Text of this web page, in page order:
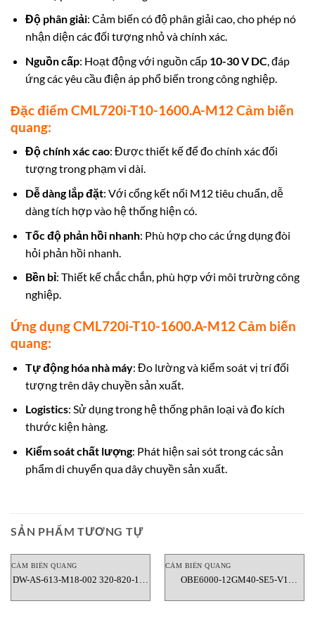
Độ phân giải: Cảm biến có độ phân giải cao, cho phép nó
nhận diện các đối tượng nhỏ và chính xác.
Nguồn cấp: Hoạt động với nguồn cấp 10-30 V DC, đáp
ứng các yêu cầu điện áp phổ biến trong công nghiệp.
Đặc điểm CML720i-T10-1600.A-M12 Cảm biến
quang:
Độ chính xác cao: Được thiết kế để đo chính xác đối
tượng trong phạm vi dài.
Dễ dàng lắp đặt: Với cổng kết nối M12 tiêu chuẩn, dễ
dàng tích hợp vào hệ thống hiện có.
Tốc độ phản hồi nhanh: Phù hợp cho các ứng dụng đòi
hỏi phản hồi nhanh.
Bền bỉ: Thiết kế chắc chắn, phù hợp với môi trường công
nghiệp.
Ứng dụng CML720i-T10-1600.A-M12 Cảm biến
quang:
Tự động hóa nhà máy: Đo lường và kiểm soát vị trí đối
tượng trên dây chuyền sản xuất.
Logistics: Sử dụng trong hệ thống phân loại và đo kích
thước kiện hàng.
Kiểm soát chất lượng: Phát hiện sai sót trong các sản
phẩm di chuyển qua dây chuyền sản xuất.
SẢN PHẨM TƯƠNG TỰ
CẢM BIẾN QUANG
DW-AS-613-M18-002 320-820-118
sensor) Contrinex Vietnam
CẢM BIẾN QUANG
OBE6000-12GM40-SE5-V1
Pepperl+Fuchs Vietnam